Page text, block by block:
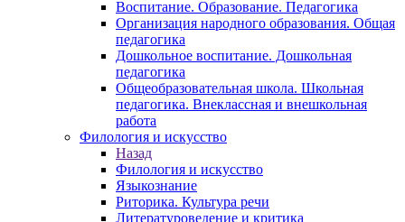
Воспитание. Образование. Педагогика
Организация народного образования. Общая
педагогика
Дошкольное воспитание. Дошкольная
педагогика
Общеобразовательная школа. Школьная
педагогика. Внеклассная и внешкольная
работа
Филология и искусство
Назад
Филология и искусство
Языкознание
Риторика. Культура речи
Литературоведение и критика